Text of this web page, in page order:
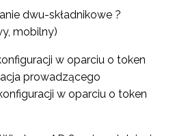
dwu-składnikowe ?
mobilny)
w oparciu o token
prowadzącego
w oparciu o token